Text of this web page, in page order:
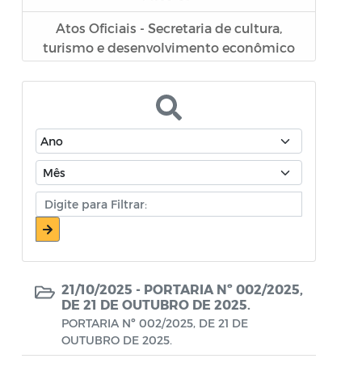
Atos Oficiais - Secretaria de cultura,
turismo e desenvolvimento econômico
Atos Oficiais - Secretaria de Educação
Atos Oficiais - Secretaria de Fazenda e
Planejamento
Atos Oficiais - Secretaria de Saúde
Atos Oficiais - Secretaria de Transportes
Atos Oficiais - Secretaria Municipal de
Atos Oficiais - Secretaria Municipal de
Política Social, Trabalho, Habitação,
Terceira Idade e Desenvolvimento
21/10/2025 - PORTARIA Nº 002/2025,
DE 21 DE OUTUBRO DE 2025.
PORTARIA Nº 002/2025, DE 21 DE
OUTUBRO DE 2025.